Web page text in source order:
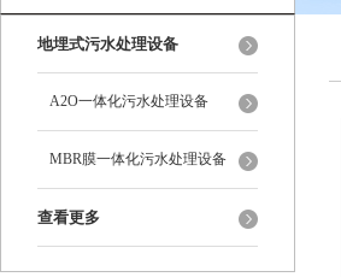
地埋式污水处理设备
A2O一体化污水处理设备
MBR膜一体化污水处理设备
查看更多